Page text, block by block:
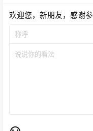
欢迎您，新朋友，感谢参